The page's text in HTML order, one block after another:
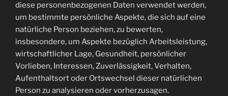
diese personenbezogenen Daten verwendet werden,
um bestimmte persönliche Aspekte, die sich auf eine
natürliche Person beziehen, zu bewerten,
insbesondere, um Aspekte bezüglich Arbeitsleistung,
wirtschaftlicher Lage, Gesundheit, persönlicher
Vorlieben, Interessen, Zuverlässigkeit, Verhalten,
Aufenthaltsort oder Ortswechsel dieser natürlichen
Person zu analysieren oder vorherzusagen.